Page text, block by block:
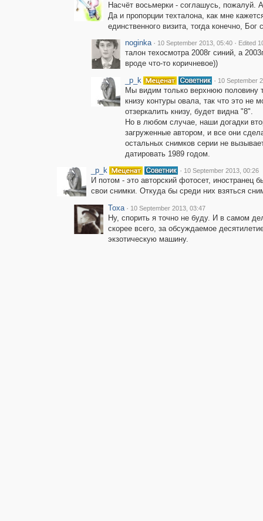
Насчёт восьмерки - соглашусь, пожалуй.
Да и пропорции техталона, как мне
единственного визита, тогда конечно,
noginka · 10 September 2013, 05:40 · Edited
талон техосмотра 2008г синий, а
вроде что-то коричневое))
_p_k
· 10 September
Мы видим только верхнюю половину
книзу контуры овала, так что это не
отзеркалить книзу, будет видна "8".
Но в любом случае, наши догадки
загруженные автором, и все они
остальных снимков серии не
датировать 1989 годом.
_p_k
· 10 September 2013, 00:26
И потом - это авторский фотосет, иностранец
свои снимки. Откуда бы среди них взяться
Toxa · 10 September 2013, 03:47
Ну, спорить я точно не буду. И в самом
скорее всего, за обсуждаемое
экзотическую машину.